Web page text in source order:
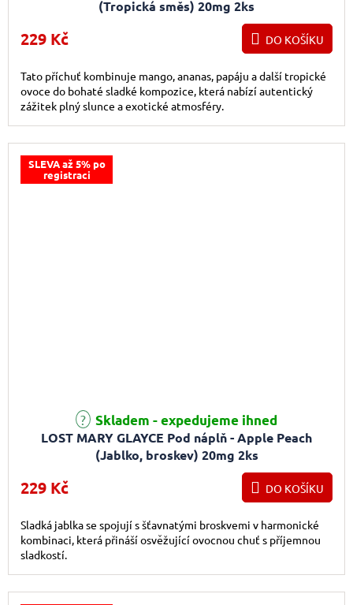
(Tropická směs) 20mg 2ks
229 Kč DO KOŠÍKU
Tato příchuť kombinuje mango, ananas, papáju a další tropické
ovoce do bohaté sladké kompozice, která nabízí autentický
zážitek plný slunce a exotické atmosféry.
SLEVA až 5% po
registraci
LOST MARY GLAYCE Pod náplň - Apple Peach
(Jablko, broskev) 20mg 2ks
Skladem - expedujeme ihned
229 Kč DO KOŠÍKU
Sladká jablka se spojují s šťavnatými broskvemi v harmonické
kombinaci, která přináší osvěžující ovocnou chuť s příjemnou
sladkostí.